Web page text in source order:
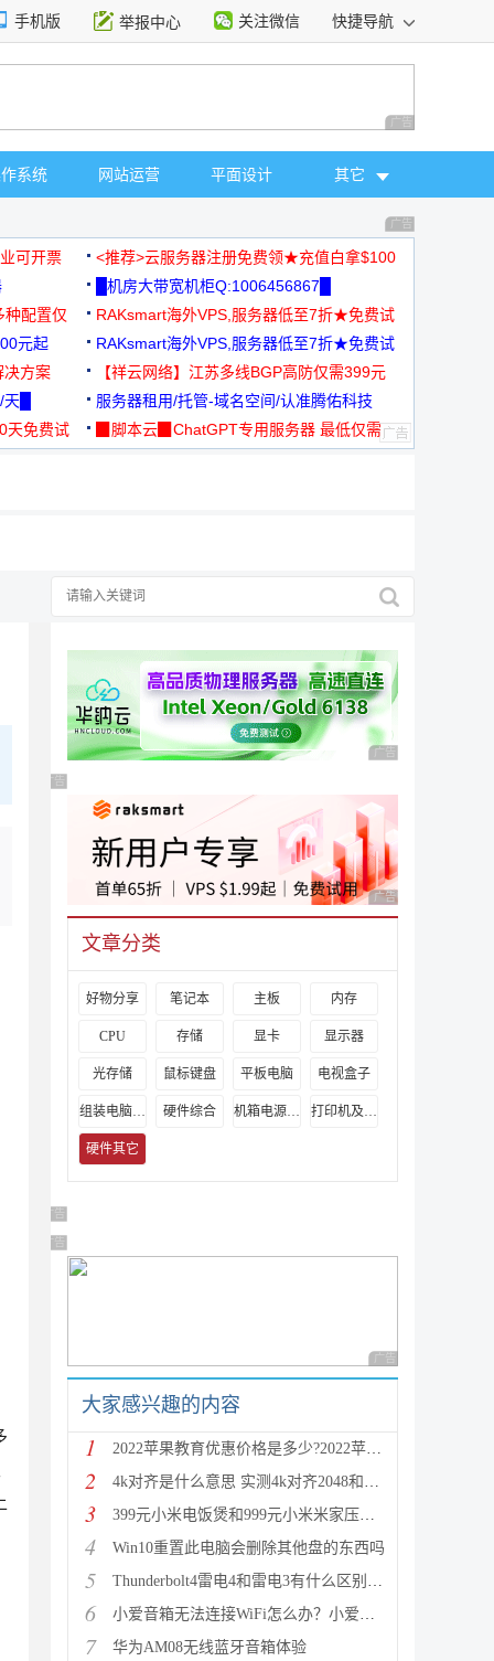
手机版 举报中心 关注微信 快捷导航
广告 商业广告，理
系统 网站运营 平面设计 其它
广告 商业广告，理
可开票
<推荐>云服务器注册免费领★充值白拿$100
█机房大带宽机柜Q:1006456867█
种配置仅
RAKsmart海外VPS,服务器低至7折★免费试
用★
元起
RAKsmart海外VPS,服务器低至7折★免费试
用★
决方案
【祥云网络】江苏多线BGP高防仅需399元
█
服务器租用/托管-域名空间/认准腾佑科技
免费试
▉脚本云▉ChatGPT专用服务器 最低仅需
广告 商业广告，理性
广告 商业广告，理性选择
广告 商业广告，理性
文章分类
好物分享 笔记本 主板 内存
CPU 存储 显卡 显示器
光存储 鼠标键盘 平板电脑 电视盒子
组装电脑教程 硬件综合 机箱电源及散热器 打印机及其它外设
硬件其它
广告 商业广告，理性选择
广告 商业广告，理性选择
广告 商业广告，理性
大家感兴趣的内容
1 2022苹果教育优惠价格是多少?2022苹果教育优惠价格表
2 4k对齐是什么意思 实测4k对齐2048和4096的区别
3 399元小米电饭煲和999元小米米家压力IH电饭煲有什么区
4 Win10重置此电脑会删除其他盘的东西吗
5 Thunderbolt4雷电4和雷电3有什么区别 雷电4和雷电3对
6 小爱音箱无法连接WiFi怎么办？小爱音箱mini无法联网的
7 华为AM08无线蓝牙音箱体验